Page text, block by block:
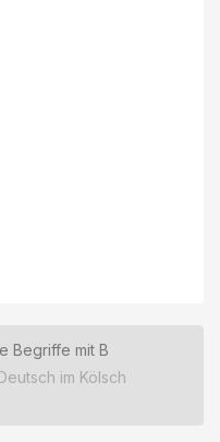
Begriffe mit B
im Kölsch